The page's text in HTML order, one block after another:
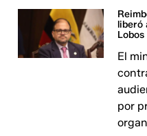
liberó
Lobos
El
por